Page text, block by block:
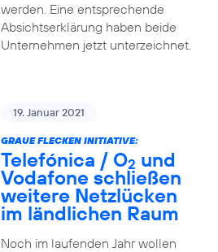
werden. Eine entsprechende
Absichtserklärung haben beide
Unternehmen jetzt unterzeichnet.
19. Januar 2021
GRAUE FLECKEN INITIATIVE:
Telefónica / O2 und
Vodafone schließen
weitere Netzlücken
im ländlichen Raum
Noch im laufenden Jahr wollen